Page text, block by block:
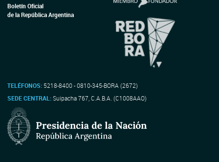
Boletín Oficial
de la República Argentina
TELÉFONOS: 5218-8400 - 0810-345-BORA (2672)
SEDE CENTRAL:Suipacha 767, C.A.B.A. (C1008AAO)